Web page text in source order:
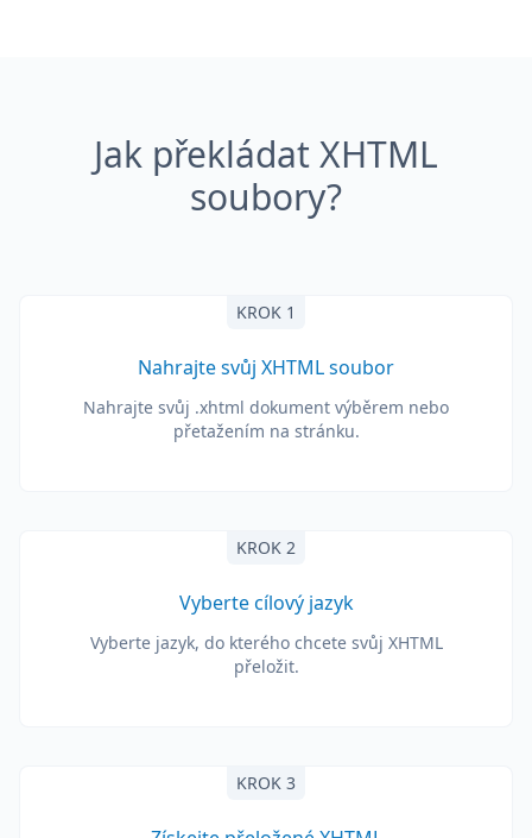
Jak překládat XHTML
soubory?
KROK 1
Nahrajte svůj XHTML soubor
Nahrajte svůj .xhtml dokument výběrem nebo
přetažením na stránku.
KROK 2
Vyberte cílový jazyk
Vyberte jazyk, do kterého chcete svůj XHTML
přeložit.
KROK 3